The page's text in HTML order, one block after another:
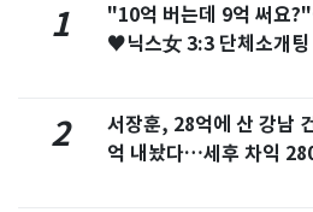
1
"10억 버는데 9억 써요
♥닉스女 3:3 단체소개팅
2
서장훈, 28억에 산 강남
억 내놨다…세후 차익